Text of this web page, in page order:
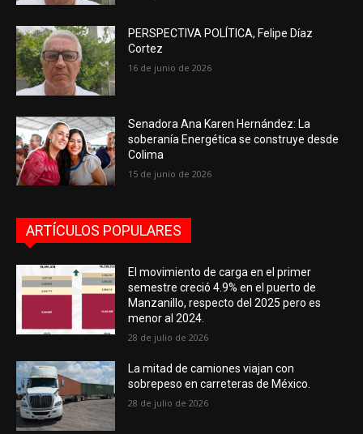
PERSPECTIVA POLÍTICA, Felipe Díaz
Cortez
16 de junio de 2026
Senadora Ana Karen Hernández: La
soberanía Energética se construye desde
Colima
15 de junio de 2026
ARTÍCULOS POPULARES
El movimiento de carga en el primer
semestre creció 4.9% en el puerto de
Manzanillo, respecto del 2025 pero es
menor al 2024.
28 de julio de 2026
La mitad de camiones viajan con
sobrepeso en carreteras de México.
28 de julio de 2026